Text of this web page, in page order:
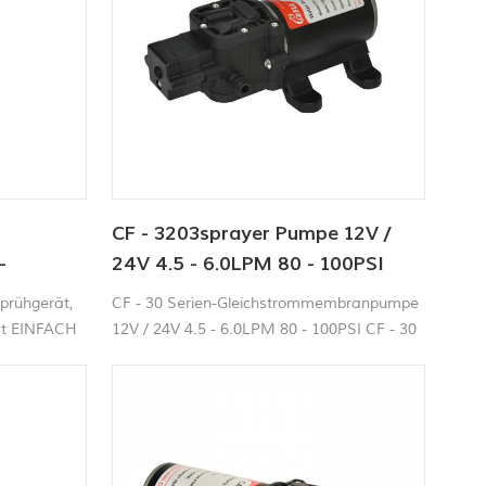
EINFACH
CF - 3203sprayer Pumpe 12V /
24V 4.5 - 6.0LPM 80 - 100PSI
Frischwasserpumpe
CF - 30 Serien-Gleichstrommembranpumpe
12V / 24V 4.5 - 6.0LPM 80 - 100PSI CF - 30
Zirkulation, Filtration und Abgabe. Pumpen